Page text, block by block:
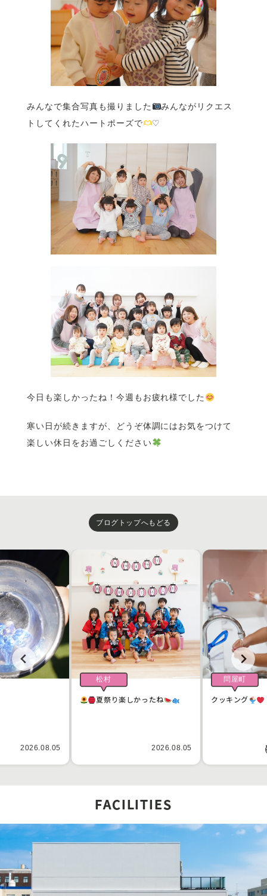
みんなで集合写真も撮りました
みんながリクエス
トしてくれたハートポーズで
♡
今日も楽しかったね！今週もお疲れ様でした
寒い日が続きますが、どうぞ体調にはお気をつけて
楽しい休日をお過ごしください
ブログトップへもどる
2026.08.05
松村
夏祭り楽しかったね
2026.08.05
問屋町
クッキング
FACILITIES